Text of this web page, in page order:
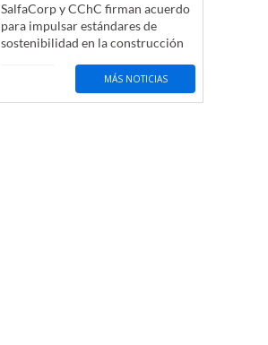
SalfaCorp y CChC firman acuerdo
para impulsar estándares de
sostenibilidad en la construcción
MÁS NOTICIAS